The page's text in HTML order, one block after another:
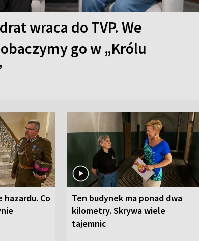
wraca do TVP. We
go w „Królu
hazardu. Co
Ten budynek ma ponad dwa
kilometry. Skrywa wiele
tajemnic